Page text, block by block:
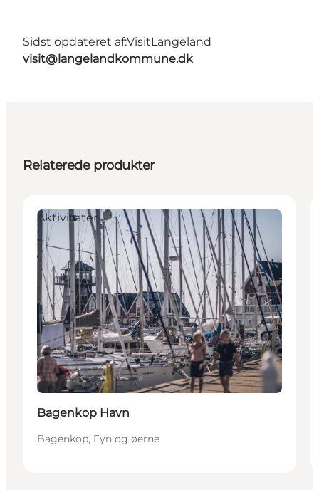
Sidst opdateret af:VisitLangeland
visit@langelandkommune.dk
Relaterede produkter
Aktiviteter
Bagenkop Havn
Bagenkop, Fyn og øerne